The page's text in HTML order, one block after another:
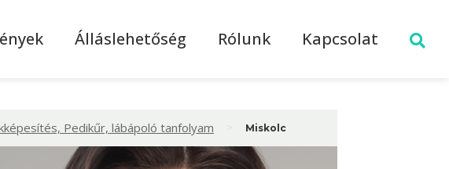
Álláslehetőség Rólunk Kapcsolat
Pedikűr, lábápoló tanfolyam Miskolc